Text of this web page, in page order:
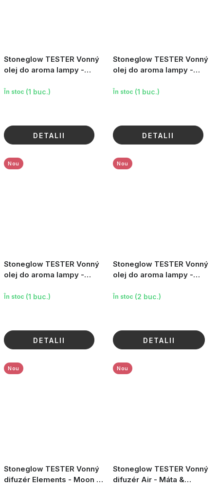
Stoneglow TESTER Vonný
olej do aroma lampy -
15 ml
În stoc (1 buc.)
DETALII
Stoneglow TESTER Vonný
olej do aroma lampy -
În stoc (1 buc.)
DETALII
Stoneglow TESTER Vonný
olej do aroma lampy -
ml
Nou
În stoc (1 buc.)
DETALII
Stoneglow TESTER Vonný
olej do aroma lampy -
Nou
În stoc (2 buc.)
DETALII
Stoneglow TESTER Vonný
difuzér Elements - Moon -
Nou
Stoneglow TESTER Vonný
difuzér Air - Máta &
Nou